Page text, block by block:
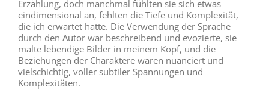
Erzählung, doch manchmal fühlten sie sich etwas
eindimensional an, fehlten die Tiefe und Komplexität,
die ich erwartet hatte. Die Verwendung der Sprache
durch den Autor war beschreibend und evozierte, sie
malte lebendige Bilder in meinem Kopf, und die
Beziehungen der Charaktere waren nuanciert und
vielschichtig, voller subtiler Spannungen und
Komplexitäten.